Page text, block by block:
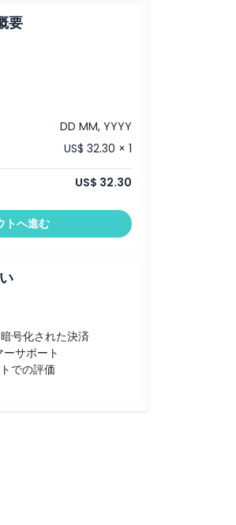
要
DD MM, YYYY
US$ 32.30 × 1
US$ 32.30
トへ進む
号化された決済
サポート
での評価